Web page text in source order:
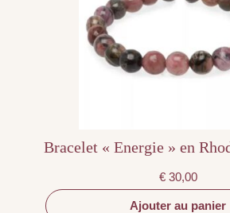
Bracelet « Energie » en
€ 30,00
Ajouter au panier